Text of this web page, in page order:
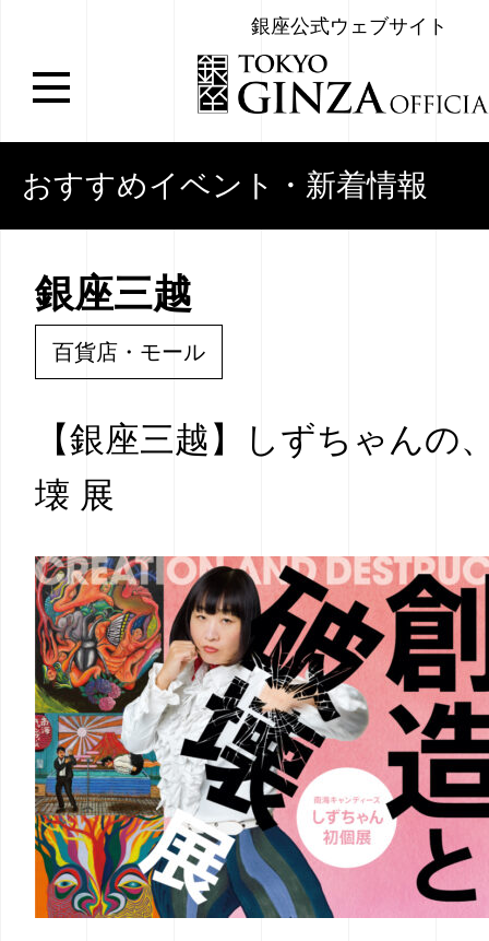
銀座公式ウェブサイト
おすすめイベント・新着情報
銀座三越
百貨店・モール
【銀座三越】しずちゃんの
壊 展